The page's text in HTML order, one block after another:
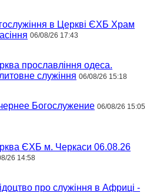
в Церкві ЄХБ Храм
06/08/26 17:43
прославління одеса.
служіння 06/08/26 15:18
Богослужение 06/08/26 15:05
ЄХБ м. Черкаси 06.08.26
26 14:58
про служіння в Африці -